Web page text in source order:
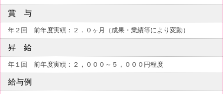
賞 与
年２回 前年度実績：２．０ヶ月（成果・業績等により変動）
昇 給
年１回 前年度実績：２，０００～５，０００円程度
給与例